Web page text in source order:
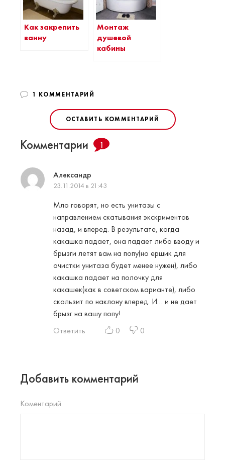
Как закрепить
ванну
Монтаж
душевой
кабины
1 КОММЕНТАРИЙ
ОСТАВИТЬ КОММЕНТАРИЙ
Комментарии 1
Александр
23.11.2014 в 21:43
Мло говорят, но есть унитазы с
направлением скатывания экскриментов
назад, и вперед. В результате, когда
какашка падает, она падает либо вводу и
брызги летят вам на попу(но ершик для
очистки унитаза будет менее нужен), либо
какашка падает на полочку для
какашек(как в советском варианте), либо
скользит по наклону вперед. И… и не дает
брызг на вашу попу!
Ответить
0 0
Добавить комментарий
Коментарий